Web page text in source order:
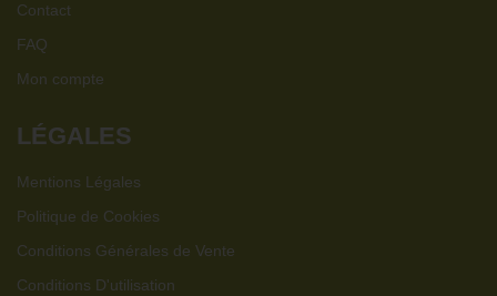
Contact
FAQ
Mon compte
LÉGALES
Mentions Légales
Politique de Cookies
Conditions Générales de Vente
Conditions D'utilisation